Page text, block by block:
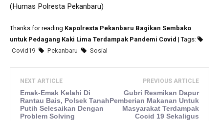
(Humas Polresta Pekanbaru)
Thanks for reading Kapolresta Pekanbaru Bagikan Sembako
untuk Pedagang Kaki Lima Terdampak Pandemi Covid | Tags:
Covid19
Pekanbaru Sosial
NEXT ARTICLE
Emak-Emak Kelahi Di
Rantau Bais, Polsek Tanah
Putih Selesaikan Dengan
Problem Solving
PREVIOUS ARTICLE
Gubri Resmikan Dapur
Pemberian Makanan Untuk
Masyarakat Terdampak
Cocid 19 Sekaligus